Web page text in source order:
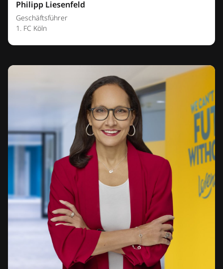
Philipp Liesenfeld
Geschäftsführer
1. FC Köln